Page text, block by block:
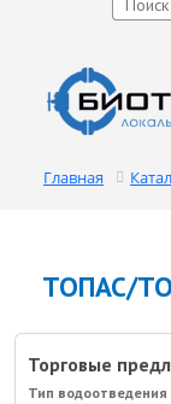
Главная
ТОПАС/
Торговые
Тип водоотведения